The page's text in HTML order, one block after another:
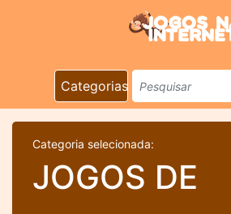
Categorias
Categoria selecionada:
JOGOS DE